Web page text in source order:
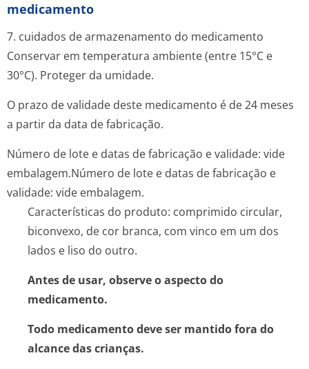
medicamento
7. cuidados de armazenamento do medicamento
Conservar em temperatura ambiente (entre 15°C e
30°C). Proteger da umidade.
O prazo de validade deste medicamento é de 24 meses
a partir da data de fabricação.
Número de lote e datas de fabricação e validade: vide
embalagem.Número de lote e datas de fabricação e
validade: vide embalagem.
Características do produto: comprimido circular,
biconvexo, de cor branca, com vinco em um dos
lados e liso do outro.
Antes de usar, observe o aspecto do
medicamento.
Todo medicamento deve ser mantido fora do
alcance das crianças.